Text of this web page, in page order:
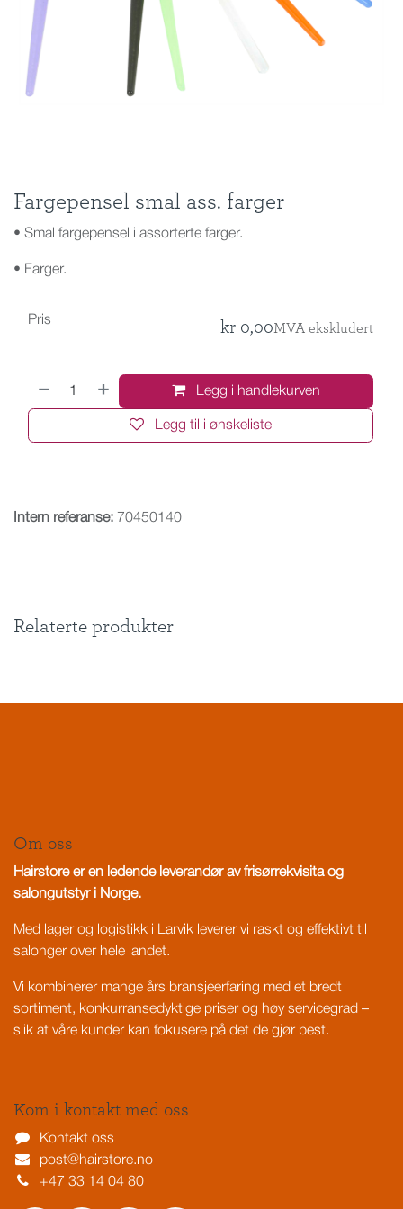
Fargepensel smal ass. farger
• Smal fargepensel i assorterte farger.
• Farger.
Legg i handlekurven
Legg til i ønskeliste
Pris kr 0,00MVA ekskludert
Intern referanse: 70450140
Relaterte produkter
Om oss
Hairstore er en ledende leverandør av frisørrekvisita og
salongutstyr i Norge.
Med lager og logistikk i Larvik leverer vi raskt og effektivt til
salonger over hele landet.
Vi kombinerer mange års bransjeerfaring med et bredt
sortiment, konkurransedyktige priser og høy servicegrad –
slik at våre kunder kan fokusere på det de gjør best.
Kom i kontakt med oss
Kontakt oss
post@hairstore.no
+47 33 14 04 80